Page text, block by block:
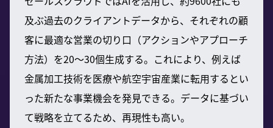
及ぶ過去のクライアントデータから、それぞれの顧
客に最適な営業の切り口（アクションやアプローチ
方法）を20～30個生成する。これにより、例えば
金属加工技術を医療や航空宇宙産業に転用するとい
った新たな事業機会を発見できる。データに基づい
て戦略を立てるため、再現性も高い。